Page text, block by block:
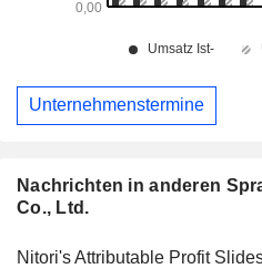
Nachrichten in anderen
Co., Ltd.
Nitori's Attributable Profit
Unternehmenstermine